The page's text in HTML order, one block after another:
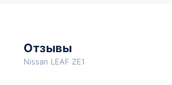
Отзывы
Nissan LEAF ZE1